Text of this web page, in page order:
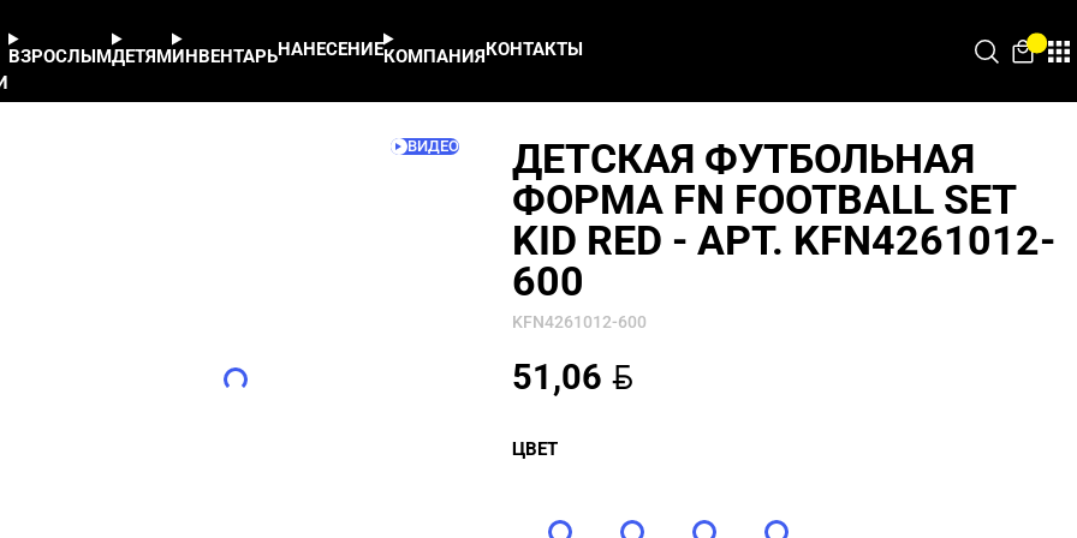
ВЗРОСЛЫМДЕТЯМИНВЕНТАРЬНАНЕСЕНИЕКОМПАНИЯКОНТАКТЫ
Set Kid Red - арт. KFN4261012-600
ДЕТСКАЯ ФУТБОЛЬНАЯ
ФОРМА FN FOOTBALL SET
KID RED - АРТ. KFN4261012-
600
KFN4261012-600
51,06 BYN
ЦВЕТ